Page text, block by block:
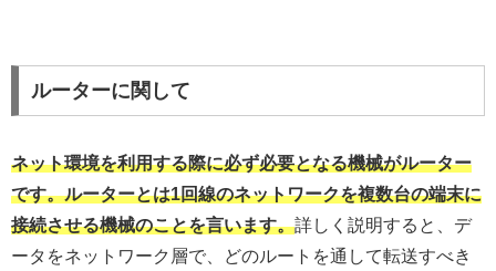
ルーターに関して
ネット環境を利用する際に必ず必要となる機械がルーター
です。ルーターとは1回線のネットワークを複数台の端末に
接続させる機械のことを言います。詳しく説明すると、デ
ータをネットワーク層で、どのルートを通して転送すべき